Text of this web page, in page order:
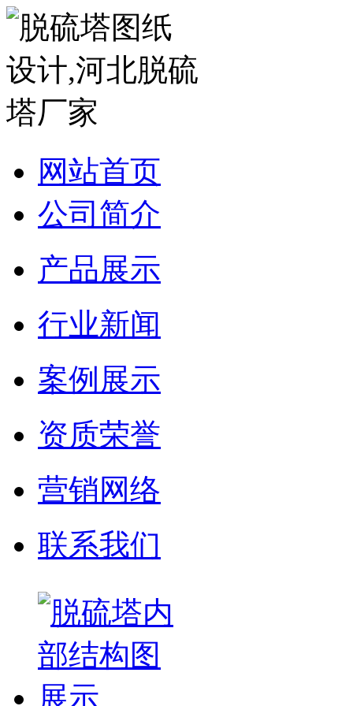
网站首页
公司简介
产品展示
行业新闻
案例展示
资质荣誉
营销网络
联系我们